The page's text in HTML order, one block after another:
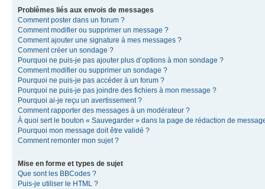
Problèmes liés aux envois de messages
Comment poster dans un forum ?
Comment modifier ou supprimer un message ?
Comment ajouter une signature à mes messages ?
Comment créer un sondage ?
Pourquoi ne puis-je pas ajouter plus d’options à mon sondage ?
Comment modifier ou supprimer un sondage ?
Pourquoi ne puis-je pas accéder à un forum ?
Pourquoi ne puis-je pas joindre des fichiers à mon message ?
Pourquoi ai-je reçu un avertissement ?
Comment rapporter des messages à un modérateur ?
À quoi sert le bouton « Sauvegarder » dans la page de rédaction de
Pourquoi mon message doit être validé ?
Comment remonter mon sujet ?
Mise en forme et types de sujet
Que sont les BBCodes ?
Puis-je utiliser le HTML ?